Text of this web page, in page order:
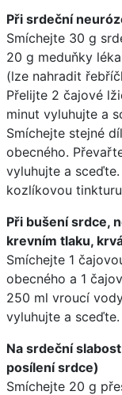
Při srdeční
Smíchejte 30 g
20 g meduňky
(lze nahradit
Přelijte 2 čajové
minut vyluhujte a
Smíchejte stejné
obecného.
vyluhujte a
kozlíkovou
Při bušení srdce,
krevním tlaku,
Smíchejte 1
obecného a 1
250 ml vroucí
vyluhujte a
Na srdeční
posílení srdce)
Smíchejte 20 g